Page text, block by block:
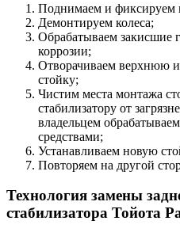
Поднимаем и фиксируем
Демонтируем колеса;
Обрабатываем закисшие
коррозии;
Отворачиваем верхнюю
стойку;
Чистим места монтажа
стабилизатору от
владельцем
средствами;
Устанавливаем новую
Повторяем на другой
Технология замены
стабилизатора Тойота